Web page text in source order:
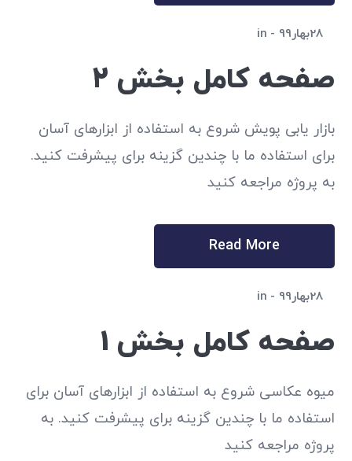
28بهار99 in
صفحه کامل بخش 2
بازار یابی پویش شروع به استفاده از ابزارهای آسان
برای استفاده ما با چندین گزینه برای پیشرفت کنید.
به پروژه مراجعه کنید
Read More
28بهار99 in
صفحه کامل بخش 1
میوه عکاسی شروع به استفاده از ابزارهای آسان برای
استفاده ما با چندین گزینه برای پیشرفت کنید. به
پروژه مراجعه کنید